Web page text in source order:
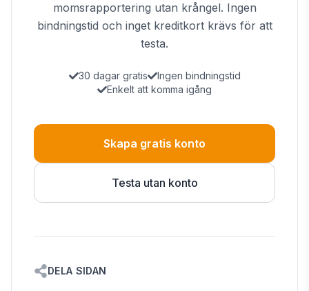
momsrapportering utan krångel. Ingen
bindningstid och inget kreditkort krävs för att
testa.
30 dagar gratis
Ingen bindningstid
Enkelt att komma igång
Skapa gratis konto
Testa utan konto
DELA SIDAN